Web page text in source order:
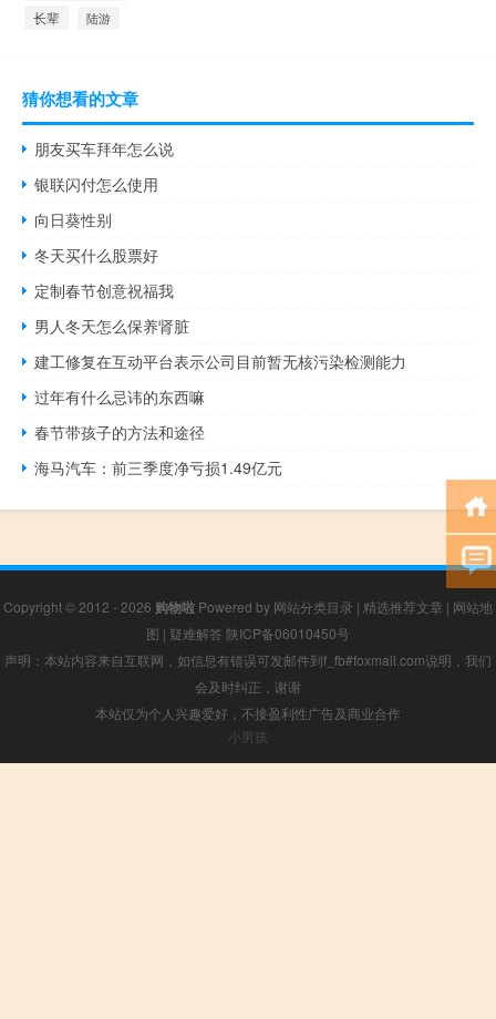
长辈 陆游
猜你想看的文章
朋友买车拜年怎么说
银联闪付怎么使用
向日葵性别
冬天买什么股票好
定制春节创意祝福我
男人冬天怎么保养肾脏
建工修复在互动平台表示公司目前暂无核污染检测能力
过年有什么忌讳的东西嘛
春节带孩子的方法和途径
海马汽车：前三季度净亏损1.49亿元
Copyright © 2012 - 2026 购物啦 Powered by 网站分类目录 | 精选推荐文章 | 网站地
图 | 疑难解答 陕ICP备06010450号
声明：本站内容来自互联网，如信息有错误可发邮件到f_fb#foxmail.com说明，我们
会及时纠正，谢谢
本站仅为个人兴趣爱好，不接盈利性广告及商业合作
小男孩